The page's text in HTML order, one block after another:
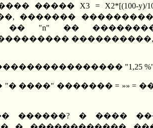
����� X3 = X2*[(100-y)/
�������
�� "n" ��
����������,
"1,25
����" ������� = »» =
������? � ����